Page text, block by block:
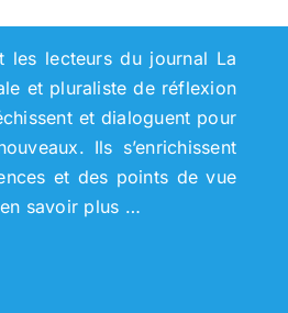
les lecteurs du journal La
et pluraliste de réflexion
et dialoguent pour
Ils s’enrichissent
et des points de vue
en savoir plus …